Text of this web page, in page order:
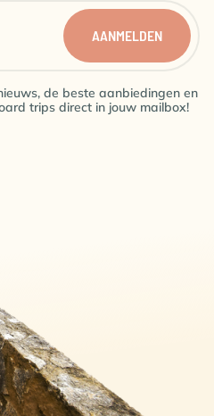
AANMELDEN
de beste aanbiedingen en
trips direct in jouw mailbox!